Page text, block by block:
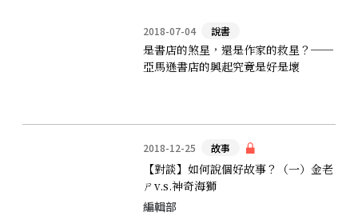
2018-07-04 說書
是書店的煞星，還是作家的救星？──
亞馬遜書店的興起究竟是好是壞
2018-12-25 故事
【對談】如何說個好故事？（一）金老
ㄕv.s.神奇海獅
編輯部